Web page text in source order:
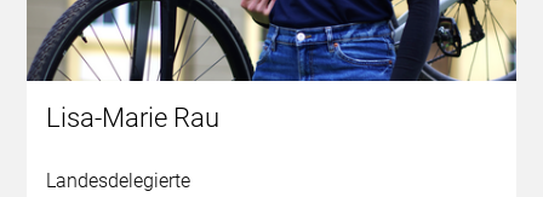
Lisa-Marie Rau
Landesdelegierte